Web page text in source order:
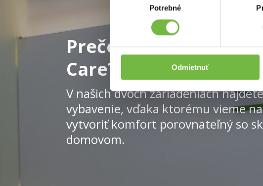
Potrebné
Odmietnuť
Prečo si zvoliť
Care?
V našich dvoch zariadeniach
vybavenie, vďaka ktorému vieme
vytvoriť komfort porovnateľný so
domovom.